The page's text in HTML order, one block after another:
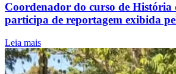
Coordenador do curso de
participa de reportagem exibida
Leia mais